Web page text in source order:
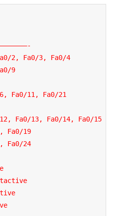
2, Fa0/3, Fa0/4
9
Fa0/11, Fa0/21
12, Fa0/13, Fa0/14, Fa0/15
Fa0/19
Fa0/24